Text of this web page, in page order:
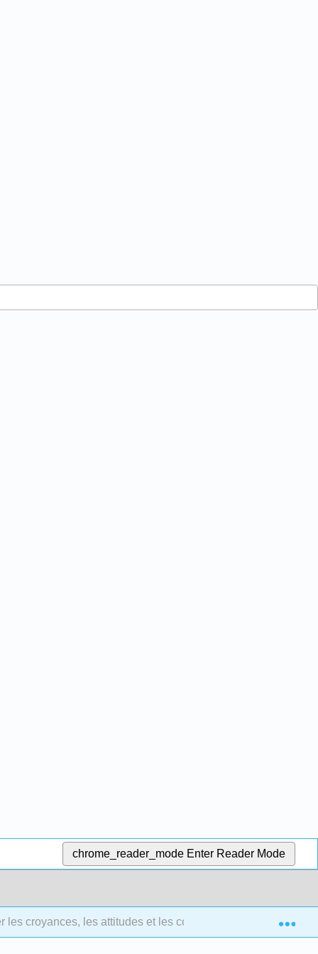
chrome_reader_mode Enter Reader Mode
les croyances, les attitudes et les comportements